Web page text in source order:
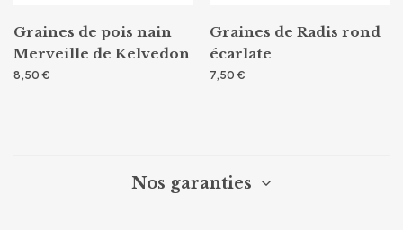
Graines de pois nain
Merveille de Kelvedon
8,50 €
Graines de Radis rond
écarlate
7,50 €
Nos garanties